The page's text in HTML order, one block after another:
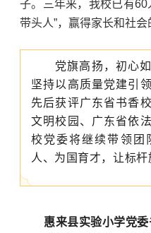
子。三年来，我校已有60
带头人”，赢得家长和社会
党旗高扬，初心
坚持以高质量党建引
先后获评广东省书香
文明校园、广东省依
校党委将继续带领团
人、为国育才，让标杆
惠来县实验小学党委